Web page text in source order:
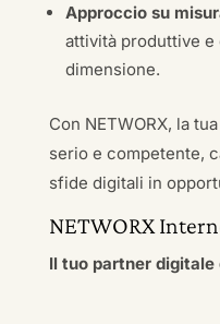
Approccio su
attività produttive e
dimensione.
Con NETWORX, la
serio e competente,
sfide digitali in
NETWORX
Il tuo partner digitale